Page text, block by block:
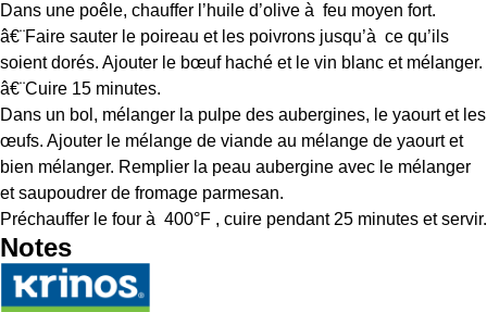
Dans une poêle, chauffer l’huile d’olive à feu moyen fort.
â€¨Faire sauter le poireau et les poivrons jusqu’à ce qu’ils
soient dorés. Ajouter le bœuf haché et le vin blanc et mélanger.
â€¨Cuire 15 minutes.
Dans un bol, mélanger la pulpe des aubergines, le yaourt et les
œufs. Ajouter le mélange de viande au mélange de yaourt et
bien mélanger. Remplier la peau aubergine avec le mélanger
et saupoudrer de fromage parmesan.
Préchauffer le four à 400°F , cuire pendant 25 minutes et servir.
Notes